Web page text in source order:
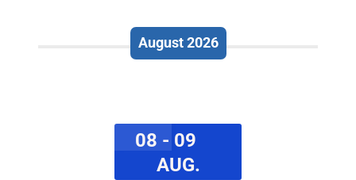
August 2026
08 - 09
AUG.